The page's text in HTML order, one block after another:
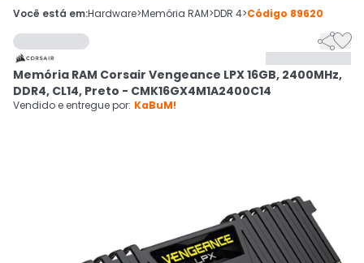
 Olá. Acesse sua conta
 Departamentos
Cupons
CADASTRE-SE
Você está em:Hardware>Memória RAM>DDR 4>Código 89620

Memória RAM Corsair Vengeance LPX 16GB, 2400MHz,
DDR4, CL14, Preto - CMK16GX4M1A2400C14
Vendido e entregue por: KaBuM!